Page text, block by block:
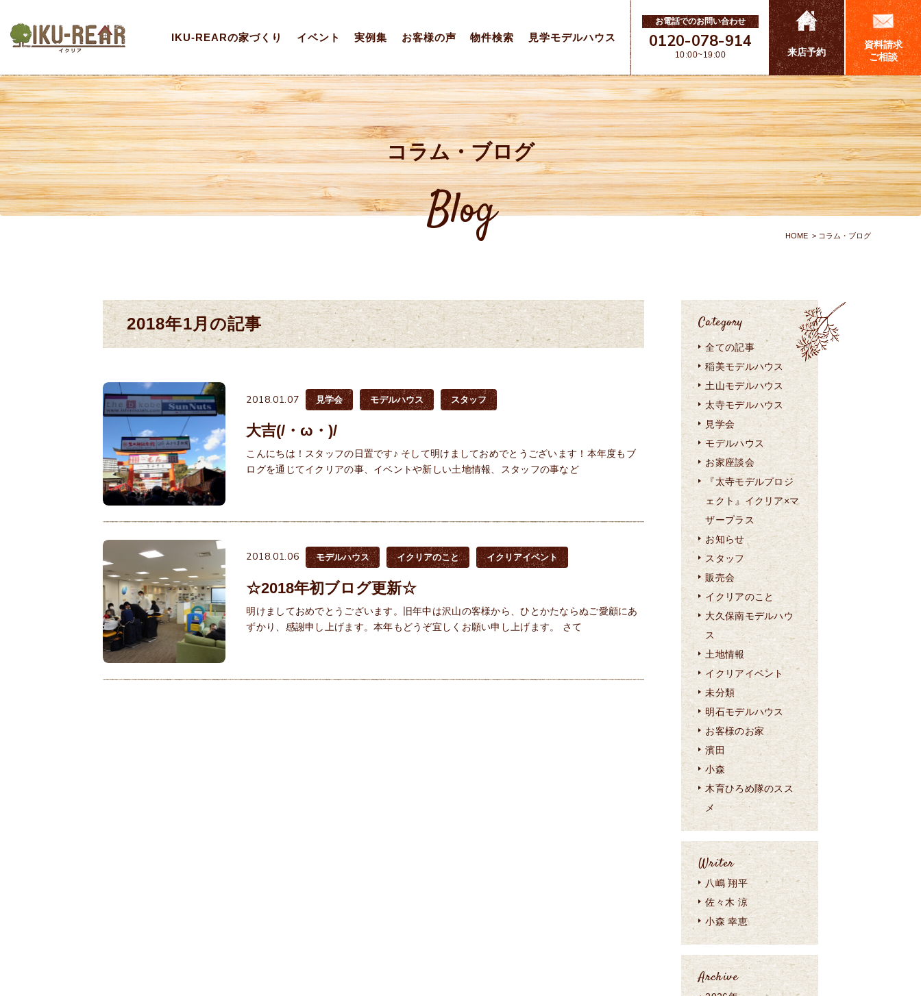
IKU-REARの家づくり イベント 実例集 お客様の声 物件検索 見学モデルハウス
お電話でのお問い合わせ
0120-078-914
10:00~19:00 来店予約
資料請求
ご相談
コラム・ブログ
Blog HOME コラム・ブログ
2018年1月の記事
2018.01.07 見学会 モデルハウス スタッフ
大吉(/・ω・)/
こんにちは！スタッフの日置です♪ そして明けましておめでとうございます！本年度もブ
ログを通じてイクリアの事、イベントや新しい土地情報、スタッフの事など
2018.01.06 モデルハウス イクリアのこと イクリアイベント
☆2018年初ブログ更新☆
明けましておめでとうございます。旧年中は沢山の客様から、ひとかたならぬご愛顧にあ
ずかり、感謝申し上げます。本年もどうぞ宜しくお願い申し上げます。 さて
Category
全ての記事
稲美モデルハウス
土山モデルハウス
太寺モデルハウス
見学会
モデルハウス
お家座談会
『太寺モデルプロジ
ェクト』イクリア×マ
ザープラス
お知らせ
スタッフ
販売会
イクリアのこと
大久保南モデルハウ
ス
土地情報
イクリアイベント
未分類
明石モデルハウス
お客様のお家
濱田
小森
木育ひろめ隊のスス
メ
Writer
八嶋 翔平
佐々木 涼
小森 幸恵
Archive